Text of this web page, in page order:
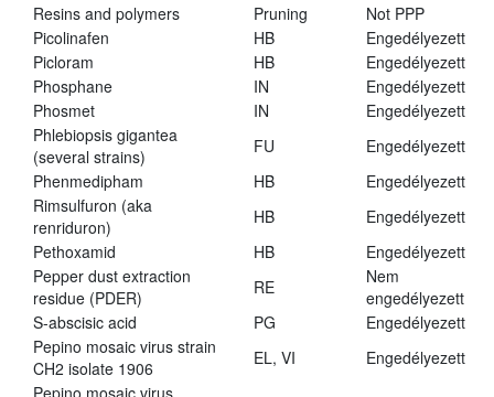
Resins and polymers
Pruning
Not PPP
Picolinafen
HB
Engedélyezett
Picloram
HB
Engedélyezett
Phosphane
IN
Engedélyezett
Phosmet
IN
Engedélyezett
Phlebiopsis gigantea
(several strains)
FU
Engedélyezett
Phenmedipham
HB
Engedélyezett
Rimsulfuron (aka
renriduron)
HB
Engedélyezett
Pethoxamid
HB
Engedélyezett
Pepper dust extraction
residue (PDER)
RE
Nem
engedélyezett
S-abscisic acid
PG
Engedélyezett
Pepino mosaic virus strain
CH2 isolate 1906
EL, VI
Engedélyezett